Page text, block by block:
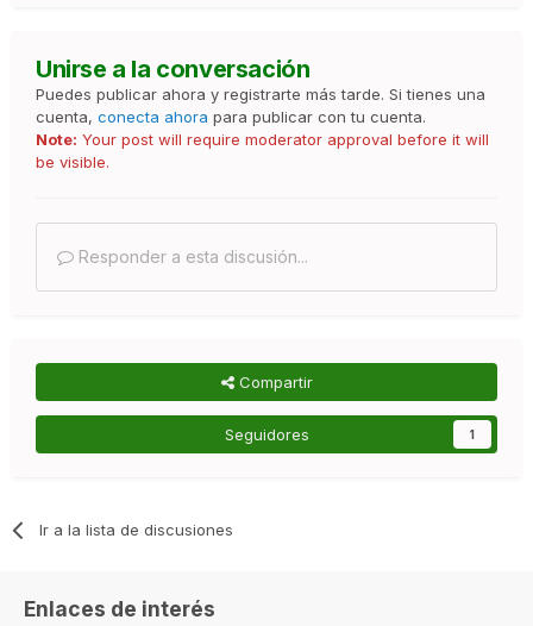
Unirse a la conversación
Puedes publicar ahora y registrarte más tarde. Si tienes una
cuenta, conecta ahora para publicar con tu cuenta.
Note: Your post will require moderator approval before it will
be visible.
Responder a esta discusión...
Compartir
Seguidores 1
Ir a la lista de discusiones
Enlaces de interés